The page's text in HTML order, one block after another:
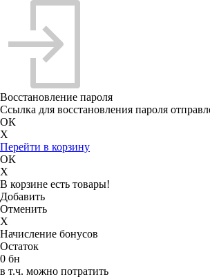
Восстановление пароля
Ссылка для восстановления пароля
ОК
X
Перейти в корзину
ОК
X
В корзине есть товары!
Добавить
Отменить
X
Начисление бонусов
Остаток
0 бн
в т.ч. можно потратить